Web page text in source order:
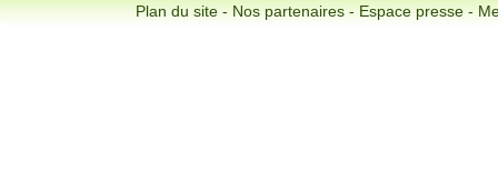
Plan du site-Nos partenaires-Espace presse-